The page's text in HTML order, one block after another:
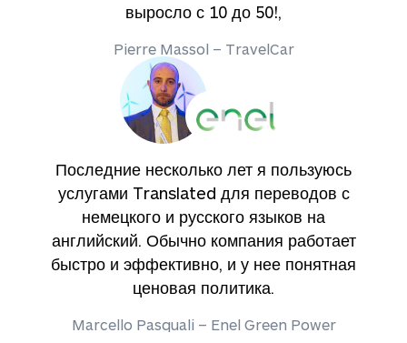
выросло с 10 до 50!,
Pierre Massol – TravelCar
Последние несколько лет я пользуюсь
услугами Translated для переводов с
немецкого и русского языков на
английский. Обычно компания работает
быстро и эффективно, и у нее понятная
ценовая политика.
Marcello Pasquali – Enel Green Power